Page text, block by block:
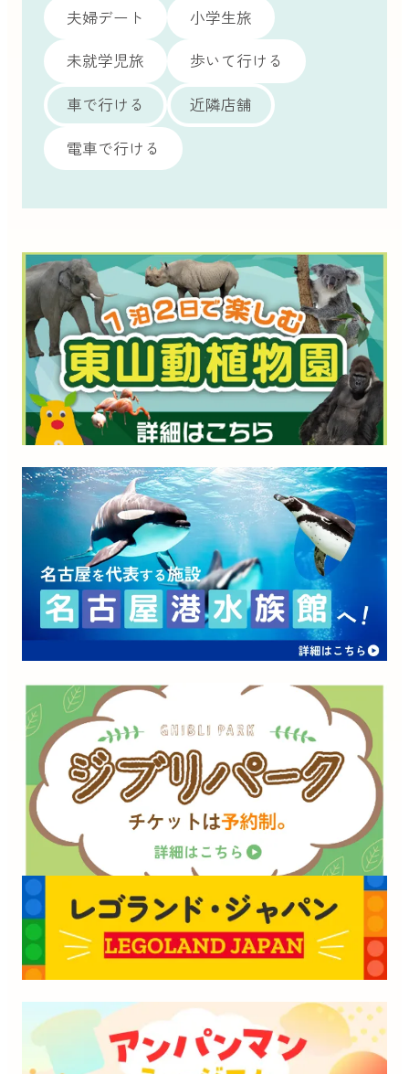
夫婦デート
小学生旅
未就学児旅
歩いて行ける
車で行ける
近隣店舗
電車で行ける